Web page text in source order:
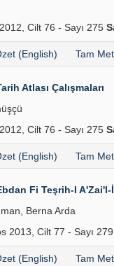
Cilt 76 - Sayı 275
(English) Tam
Atlası Çalışmaları
Cilt 76 - Sayı 275
(English) Tam
Fi Teşrih-I A'Zai'l-
Berna Arda
2013, Cilt 77 - Sayı 279
(English) Tam